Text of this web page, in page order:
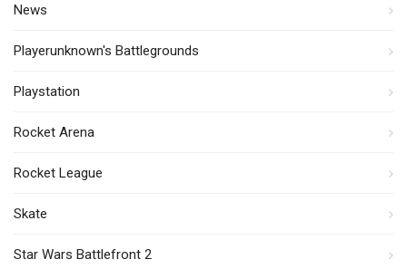
News
Playerunknown's Battlegrounds
Playstation
Rocket Arena
Rocket League
Skate
Star Wars Battlefront 2